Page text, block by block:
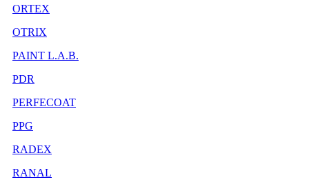
ORTEX
OTRIX
PAINT L.A.B.
PDR
PERFECOAT
PPG
RADEX
RANAL